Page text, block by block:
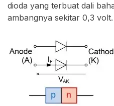
dioda yang terbuat dali
ambangnya sekitar 0,3 volt.